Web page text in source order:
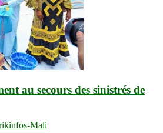
au secours des sinistrés de
Mali